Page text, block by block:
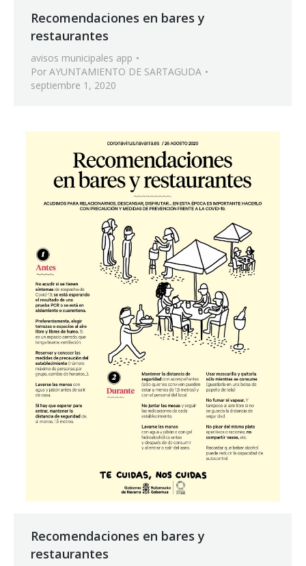
Recomendaciones en bares y
restaurantes
avisos municipales app
Por AYUNTAMIENTO DE SARTAGUDA
septiembre 1, 2020
Recomendaciones en bares y
restaurantes